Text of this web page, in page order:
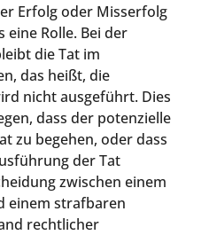
Erfolg oder Misserfolg
Rolle. Bei der
die Tat im
das heißt, die
nicht ausgeführt. Dies
dass der potenzielle
zu begehen, oder dass
der Tat
zwischen einem
einem strafbaren
rechtlicher